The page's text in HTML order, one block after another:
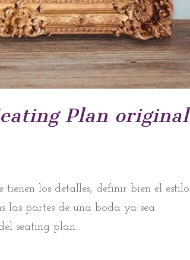
Plan original
los detalles, definir bien el estilo
las partes de una boda ya sea
seating plan...